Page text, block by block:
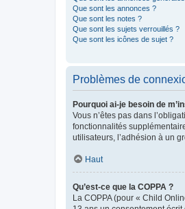
Que sont les annonces ?
Que sont les notes ?
Que sont les sujets verrouillés ?
Que sont les icônes de sujet ?
Problèmes de
Pourquoi ai-je besoin de
Vous n’êtes pas dans
fonctionnalités
utilisateurs, l’adhésion à un
Haut
Qu’est-ce que la COPPA ?
La COPPA (pour « Child